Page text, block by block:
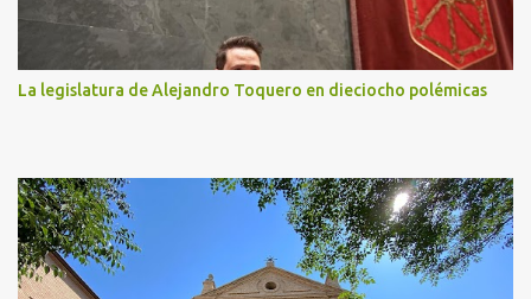
La legislatura de Alejandro Toquero en dieciocho polémicas